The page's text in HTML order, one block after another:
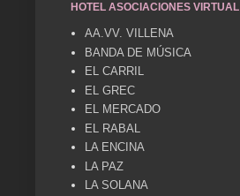
HOTEL ASOCIACIONES VIRTUAL
AA.VV. VILLENA
BANDA DE MÚSICA
EL CARRIL
EL GREC
EL MERCADO
EL RABAL
LA ENCINA
LA PAZ
LA SOLANA